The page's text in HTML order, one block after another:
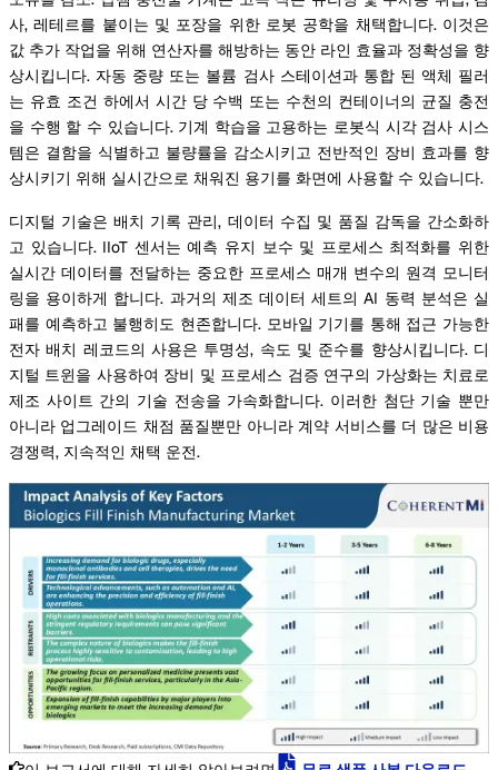
사, 레테르를 붙이는 및 포장을 위한 로봇 공학을 채택합니다. 이것은
값 추가 작업을 위해 연산자를 해방하는 동안 라인 효율과 정확성을 향
상시킵니다. 자동 중량 또는 볼륨 검사 스테이션과 통합 된 액체 필러
는 유효 조건 하에서 시간 당 수백 또는 수천의 컨테이너의 균질 충전
을 수행 할 수 있습니다. 기계 학습을 고용하는 로봇식 시각 검사 시스
템은 결함을 식별하고 불량률을 감소시키고 전반적인 장비 효과를 향
상시키기 위해 실시간으로 채워진 용기를 화면에 사용할 수 있습니다.
디지털 기술은 배치 기록 관리, 데이터 수집 및 품질 감독을 간소화하
고 있습니다. IIoT 센서는 예측 유지 보수 및 프로세스 최적화를 위한
실시간 데이터를 전달하는 중요한 프로세스 매개 변수의 원격 모니터
링을 용이하게 합니다. 과거의 제조 데이터 세트의 AI 동력 분석은 실
패를 예측하고 불행히도 현존합니다. 모바일 기기를 통해 접근 가능한
전자 배치 레코드의 사용은 투명성, 속도 및 준수를 향상시킵니다. 디
지털 트윈을 사용하여 장비 및 프로세스 검증 연구의 가상화는 치료로
제조 사이트 간의 기술 전송을 가속화합니다. 이러한 첨단 기술 뿐만
아니라 업그레이드 채점 품질뿐만 아니라 계약 서비스를 더 많은 비용
경쟁력, 지속적인 채택 운전.